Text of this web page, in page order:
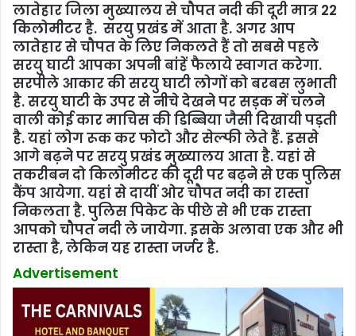
लातेहार जिला मुख्‍यालय से चौपत नदी की दूरी मात्र 22
किलोमीटर है. सरयु प्रखंड में आता है. अगर आप
लातेहार से चौपत के लिए निकलते हैं तो सबसे पहले
सरयु घाटी आपका अपनी बांंहें फैलाये स्‍वागत करेगा.
सरपीले आकार की सरयु घाटी लोगों को बरबस लुभाती
है. सरयु घाटी के उपर से नीचे देखने पर सड़क में चलने
वाली कोई कार माचिस की डिब्बिया जैसी दिखायी पड़ती
है. यहां लोग रूक कर फोटो और सेल्‍फी लेते हैं. इससे
आगे बढ़ने पर सरयु प्रखंड मुख्‍यालय आता है. यहां से
तकरीबन दो किलोमीटर की दूरी पर बढ़ने से एक पुलिस
कैंप आयेगा. यहां से दायीं ओर चौपत नदी का रास्‍ता
निकलता है. पुलिस पिकेट के पीछे से भी एक रास्‍ता
आपको चौपत नदी ले जायेगा. इसके अलावा एक और भी
रास्‍ता है, लेकिन यह रास्‍ता जर्जर है.
Advertisement